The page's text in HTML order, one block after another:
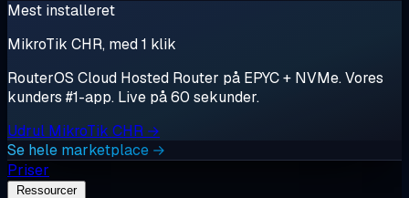
Mest installeret
MikroTik CHR, med 1 klik
RouterOS Cloud Hosted Router på EPYC + NVMe. Vores
kunders #1-app. Live på 60 sekunder.
Udrul MikroTik CHR →
Se hele marketplace →
Priser
Ressourcer